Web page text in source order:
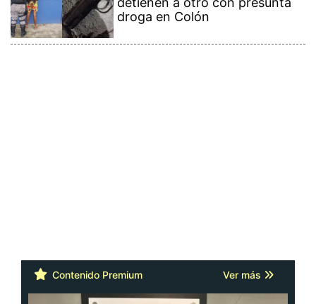
droga en Colón
Contenido Premium Ver más